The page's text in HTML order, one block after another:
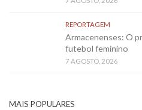
REPORTAGEM
Armacenenses: O
futebol feminino
7 AGOSTO, 2026
MAIS POPULARES